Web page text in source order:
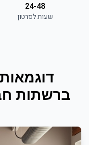
24-48
שעות לסרטון
ברשתות